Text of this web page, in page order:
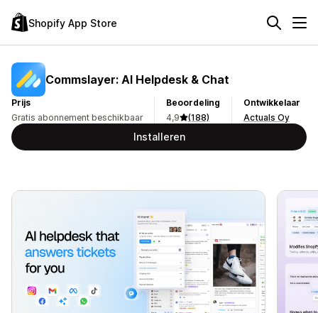
Shopify App Store
Commslayer: AI Helpdesk & Chat
Prijs
Gratis abonnement beschikbaar
Beoordeling
4,9
(188)
Ontwikkelaar
Actuals Oy
Installeren